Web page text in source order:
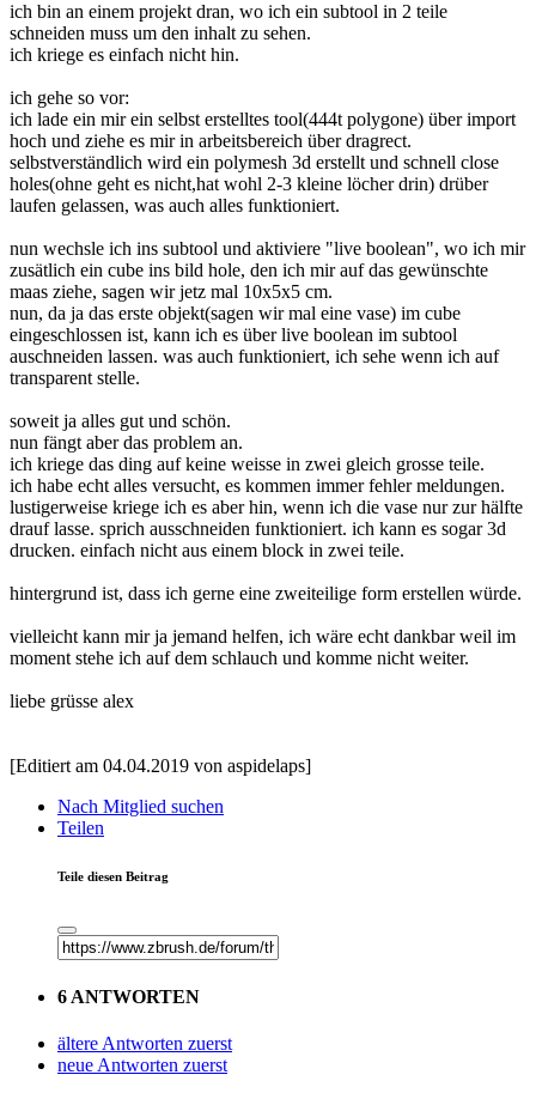
ich bin an einem projekt dran, wo ich ein subtool in 2 teile
schneiden muss um den inhalt zu sehen.
ich kriege es einfach nicht hin.
ich gehe so vor:
ich lade ein mir ein selbst erstelltes tool(444t polygone) über import
hoch und ziehe es mir in arbeitsbereich über dragrect.
selbstverständlich wird ein polymesh 3d erstellt und schnell close
holes(ohne geht es nicht,hat wohl 2-3 kleine löcher drin) drüber
laufen gelassen, was auch alles funktioniert.
nun wechsle ich ins subtool und aktiviere "live boolean", wo ich mir
zusätlich ein cube ins bild hole, den ich mir auf das gewünschte
maas ziehe, sagen wir jetz mal 10x5x5 cm.
nun, da ja das erste objekt(sagen wir mal eine vase) im cube
eingeschlossen ist, kann ich es über live boolean im subtool
auschneiden lassen. was auch funktioniert, ich sehe wenn ich auf
transparent stelle.
soweit ja alles gut und schön.
nun fängt aber das problem an.
ich kriege das ding auf keine weisse in zwei gleich grosse teile.
ich habe echt alles versucht, es kommen immer fehler meldungen.
lustigerweise kriege ich es aber hin, wenn ich die vase nur zur hälfte
drauf lasse. sprich ausschneiden funktioniert. ich kann es sogar 3d
drucken. einfach nicht aus einem block in zwei teile.
hintergrund ist, dass ich gerne eine zweiteilige form erstellen würde.
vielleicht kann mir ja jemand helfen, ich wäre echt dankbar weil im
moment stehe ich auf dem schlauch und komme nicht weiter.
liebe grüsse alex
[Editiert am 04.04.2019 von aspidelaps]
Nach Mitglied suchen
Teilen
Teile diesen Beitrag
6 ANTWORTEN
ältere Antworten zuerst
neue Antworten zuerst